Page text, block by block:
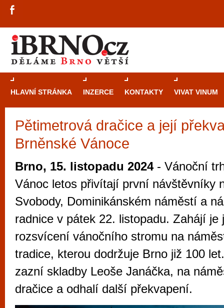
HLAVNÍ STRÁNKA INZERCE KONTAKTY VIVAT VINUM
Pětimetrová dračice a její
Brněnské Vánoce
Brno, 15. listopadu 2024- Vánoční
Vánoc letos přivítají první návštěvníky
Svobody, Dominikánském náměstí a
radnice v pátek 22. listopadu. Zahájí je
rozsvícení vánočního stromu na
tradice, kterou dodržuje Brno již 100
zazní skladby Leoše Janáčka, na
dračice a odhalí další překvapení.
Průvodce
Brno je
zajímavé
restaurace,
Mimo jiné je ale také místem, kde si
vyzkoušet různé kasinové hry. V
metropoli naleznete širokou nabídku her
po moderní automaty jak pro pravidelné
příležitostné hráče. V...